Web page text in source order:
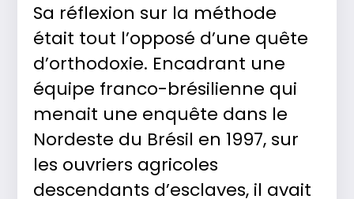
Sa réflexion sur la méthode
était tout l’opposé d’une quête
d’orthodoxie. Encadrant une
équipe franco-brésilienne qui
menait une enquête dans le
Nordeste du Brésil en 1997, sur
les ouvriers agricoles
descendants d’esclaves, il avait